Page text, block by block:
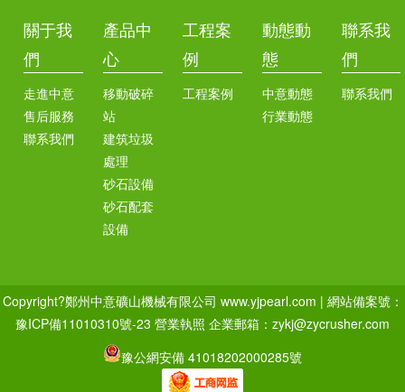
關于我
們
走進中意
售后服務
聯系我們
產品中
心
移動破碎
站
建筑垃圾
處理
砂石設備
砂石配套
設備
工程案
例
工程案例
動態動
態
中意動態
行業動態
聯系我
們
聯系我們
Copyright?鄭州中意礦山機械有限公司 www.yjpearl.com | 網站備案號：
豫ICP備11010310號-23 營業執照 企業郵箱：zykj@zycrusher.com
豫公網安備 41018202000285號